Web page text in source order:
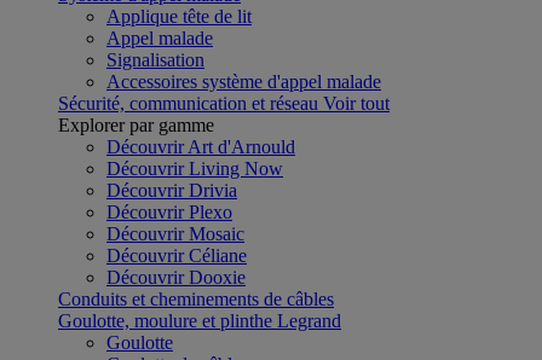
Applique tête de lit
Appel malade
Signalisation
Accessoires système d'appel malade
Sécurité, communication et réseau Voir tout
Explorer par gamme
Découvrir Art d'Arnould
Découvrir Living Now
Découvrir Drivia
Découvrir Plexo
Découvrir Mosaic
Découvrir Céliane
Découvrir Dooxie
Conduits et cheminements de câbles
Goulotte, moulure et plinthe Legrand
Goulotte